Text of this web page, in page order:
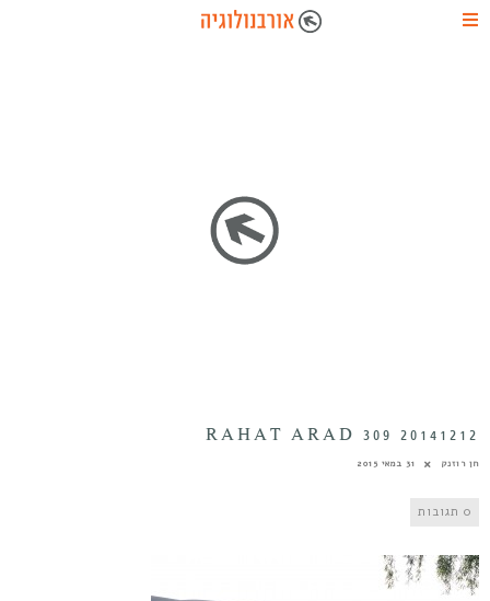
20141212 RAHAT ARAD 309
חן רוזנק 31 במאי 2015
0 תגובות